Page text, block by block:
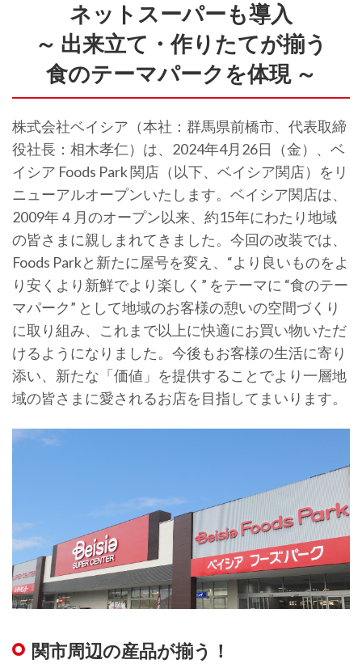
ネットスーパーも導入
～ 出来立て・作りたてが揃う
食のテーマパークを体現 ～
株式会社ベイシア（本社：群馬県前橋市、代表取締
役社長：相木孝仁）は、2024年4月26日（金）、ベ
イシア Foods Park 関店（以下、ベイシア関店）をリ
ニューアルオープンいたします。ベイシア関店は、
2009年４月のオープン以来、約15年にわたり地域
の皆さまに親しまれてきました。今回の改装では、
Foods Parkと新たに屋号を変え、“より良いものをよ
り安くより新鮮でより楽しく” をテーマに “食のテー
マパーク” として地域のお客様の憩いの空間づくり
に取り組み、これまで以上に快適にお買い物いただ
けるようになりました。今後もお客様の生活に寄り
添い、新たな「価値」を提供することでより一層地
域の皆さまに愛されるお店を目指してまいります。
関市周辺の産品が揃う！